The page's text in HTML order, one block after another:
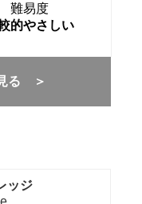
難易度
的やさしい
る ＞
ッジ